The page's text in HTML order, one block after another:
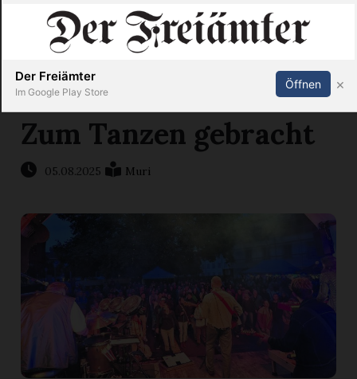
Immobilien
E-
Paper
Newsletter
Inserieren Abonnieren Anmelden
Zum Tanzen gebracht
05.08.2025 Muri
Der Freiämter
Im Google Play Store
Öffnen ×